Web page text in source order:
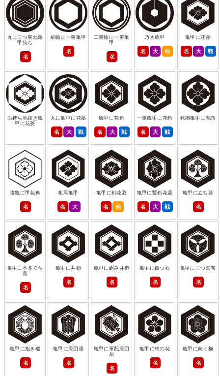
丸に三つ重ね亀
甲持ち
名
細輪に一重亀甲
名
二重輪に一重亀
甲
名
乃木亀甲
名 大 他
亀甲に花菱
名 大 戦
石持ち地抜き亀
甲に花菱
丸に亀甲に花菱
名 大 戦
亀甲に花角
名 大 戦
一重亀甲に花角
名 大 戦
鉄砲亀甲に花角
陰亀に甲花角
名
相馬亀甲
名 大
亀甲に剣花菱
名 他
亀甲に竪剣花菱
名 大 戦
亀甲に立ち葵
名
亀甲に本多立ち
葵
名
亀甲に井桁
名
亀甲に組み井桁
名
亀甲に四つ石
名
亀甲に三つ銀杏
名
亀甲に抱き稲
名
亀甲に唐団扇
名
亀甲に軍配唐団
扇
名
亀甲に梅の花
名
亀甲に向う梅
名